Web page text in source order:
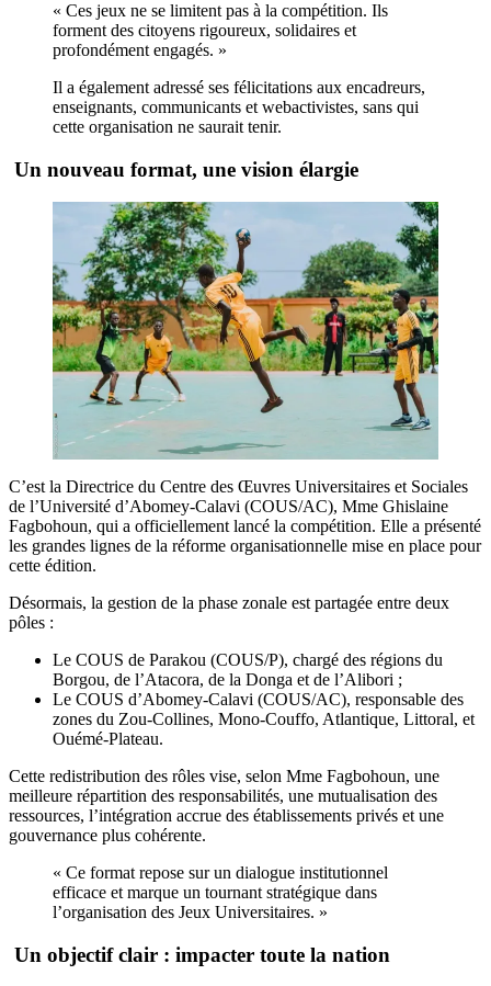
« Ces jeux ne se limitent pas à la compétition. Ils
forment des citoyens rigoureux, solidaires et
profondément engagés. »
Il a également adressé ses félicitations aux encadreurs,
enseignants, communicants et webactivistes, sans qui
cette organisation ne saurait tenir.
Un nouveau format, une vision élargie
C’est la Directrice du Centre des Œuvres Universitaires et Sociales
de l’Université d’Abomey-Calavi (COUS/AC), Mme Ghislaine
Fagbohoun, qui a officiellement lancé la compétition. Elle a présenté
les grandes lignes de la réforme organisationnelle mise en place pour
cette édition.
Désormais, la gestion de la phase zonale est partagée entre deux
pôles :
Le COUS de Parakou (COUS/P), chargé des régions du
Borgou, de l’Atacora, de la Donga et de l’Alibori ;
Le COUS d’Abomey-Calavi (COUS/AC), responsable des
zones du Zou-Collines, Mono-Couffo, Atlantique, Littoral, et
Ouémé-Plateau.
Cette redistribution des rôles vise, selon Mme Fagbohoun, une
meilleure répartition des responsabilités, une mutualisation des
ressources, l’intégration accrue des établissements privés et une
gouvernance plus cohérente.
« Ce format repose sur un dialogue institutionnel
efficace et marque un tournant stratégique dans
l’organisation des Jeux Universitaires. »
Un objectif clair : impacter toute la nation